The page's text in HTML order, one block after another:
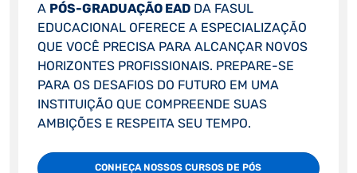
A PÓS-GRADUAÇÃO EADDA FASUL
EDUCACIONAL OFERECE A ESPECIALIZAÇÃO
QUE VOCÊ PRECISA PARA ALCANÇAR NOVOS
HORIZONTES PROFISSIONAIS. PREPARE-SE
PARA OS DESAFIOS DO FUTURO EM UMA
INSTITUIÇÃO QUE COMPREENDE SUAS
AMBIÇÕES E RESPEITA SEU TEMPO.
CONHEÇA NOSSOS CURSOS DE PÓS